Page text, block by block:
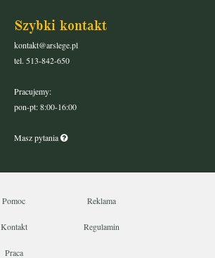
Szybki kontakt
kontakt@arslege.pl
tel. 513-842-650
Pracujemy:
pon-pt: 8:00-16:00
Masz pytania
Pomoc Reklama
Kontakt Regulamin
Praca